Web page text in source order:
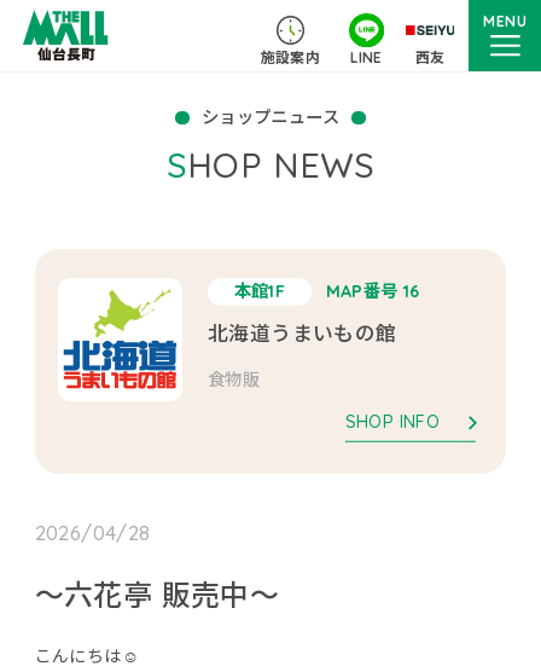
施設案内 LINE 西友
MENU
ショップニュース
SHOP NEWS
本館1F MAP番号 16
北海道うまいもの館
食物販
SHOP INFO
2026/04/28
〜六花亭 販売中〜
こんにちは☺️